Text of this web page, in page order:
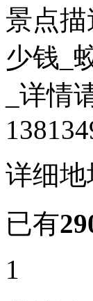
景点
少钱_
_详
详细
已有
1